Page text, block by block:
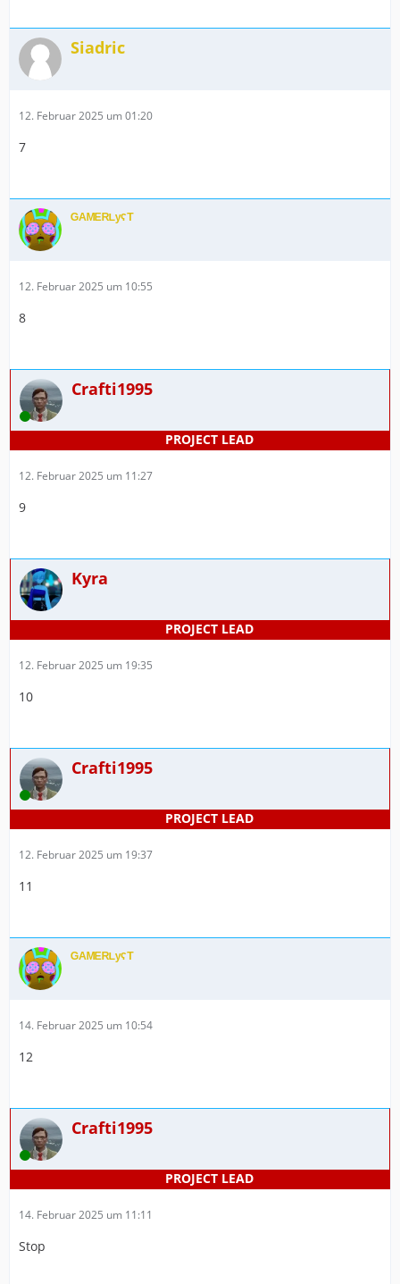
Siadric
12. Februar 2025 um 01:20
7
ᴳᴬᴹᴱᴿᴸʸˁᵀ
12. Februar 2025 um 10:55
8
Online
Crafti1995
12. Februar 2025 um 11:27
9
Kyra
12. Februar 2025 um 19:35
10
Online
Crafti1995
12. Februar 2025 um 19:37
11
ᴳᴬᴹᴱᴿᴸʸˁᵀ
14. Februar 2025 um 10:54
12
Online
Crafti1995
14. Februar 2025 um 11:11
Stop